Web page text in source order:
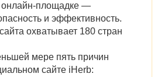
онлайн-площадке —
и эффективность.
охватывает 180 стран
мере пять причин
сайте iHerb: